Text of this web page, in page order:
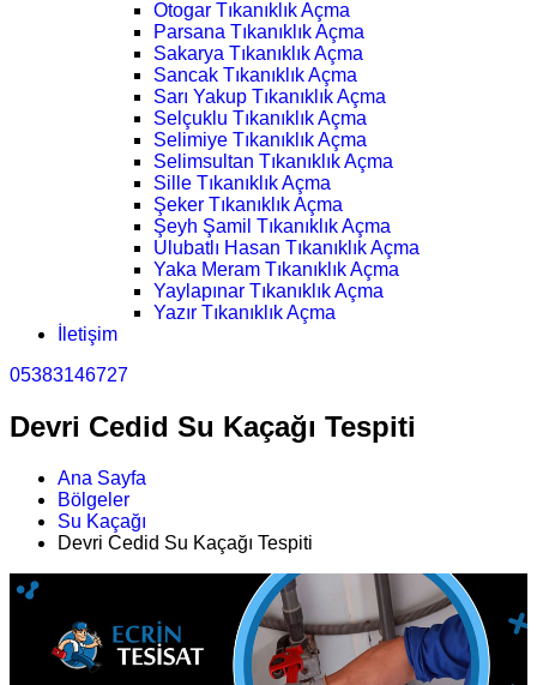
Otogar Tıkanıklık Açma
Parsana Tıkanıklık Açma
Sakarya Tıkanıklık Açma
Sancak Tıkanıklık Açma
Sarı Yakup Tıkanıklık Açma
Selçuklu Tıkanıklık Açma
Selimiye Tıkanıklık Açma
Selimsultan Tıkanıklık Açma
Sille Tıkanıklık Açma
Şeker Tıkanıklık Açma
Şeyh Şamil Tıkanıklık Açma
Ulubatlı Hasan Tıkanıklık Açma
Yaka Meram Tıkanıklık Açma
Yaylapınar Tıkanıklık Açma
Yazır Tıkanıklık Açma
İletişim
05383146727
Devri Cedid Su Kaçağı Tespiti
Ana Sayfa
Bölgeler
Su Kaçağı
Devri Cedid Su Kaçağı Tespiti